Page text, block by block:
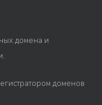
домена и
доменов